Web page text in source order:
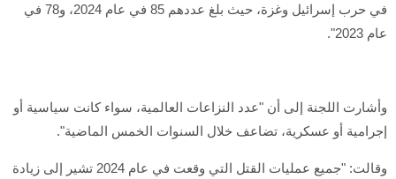
في حرب إسرائيل وغزة، حيث بلغ عددهم 85 في عام 2024، و78 في
عام 2023".
وأشارت اللجنة إلى أن "عدد النزاعات العالمية، سواء كانت سياسية أو
إجرامية أو عسكرية، تضاعف خلال السنوات الخمس الماضية".
وقالت: "جميع عمليات القتل التي وقعت في عام 2024 تشير إلى زيادة